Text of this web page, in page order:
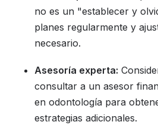
no es un "establecer y
planes regularmente y
necesario.
Asesoría experta:
consultar a un asesor
en odontología para
estrategias adicionales.